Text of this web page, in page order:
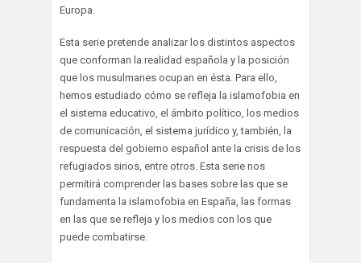
Europa.
Esta serie pretende analizar los distintos aspectos
que conforman la realidad española y la posición
que los musulmanes ocupan en ésta. Para ello,
hemos estudiado cómo se refleja la islamofobia en
el sistema educativo, el ámbito político, los medios
de comunicación, el sistema jurídico y, también, la
respuesta del gobierno español ante la crisis de los
refugiados sirios, entre otros. Esta serie nos
permitirá comprender las bases sobre las que se
fundamenta la islamofobia en España, las formas
en las que se refleja y los medios con los que
puede combatirse.